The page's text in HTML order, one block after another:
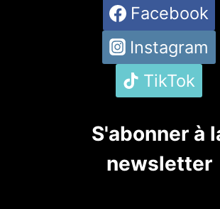
Facebook
Instagram
TikTok
S'abonner à
newsletter